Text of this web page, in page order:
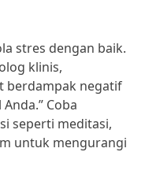
stres dengan baik.
klinis,
berdampak negatif
Coba
seperti meditasi,
untuk mengurangi